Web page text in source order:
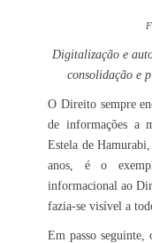
Digitalização e
consolidação e
O Direito sempre
de informações a
Estela de
anos, é o
informacional ao
fazia-se visível a
Em passo seguinte,